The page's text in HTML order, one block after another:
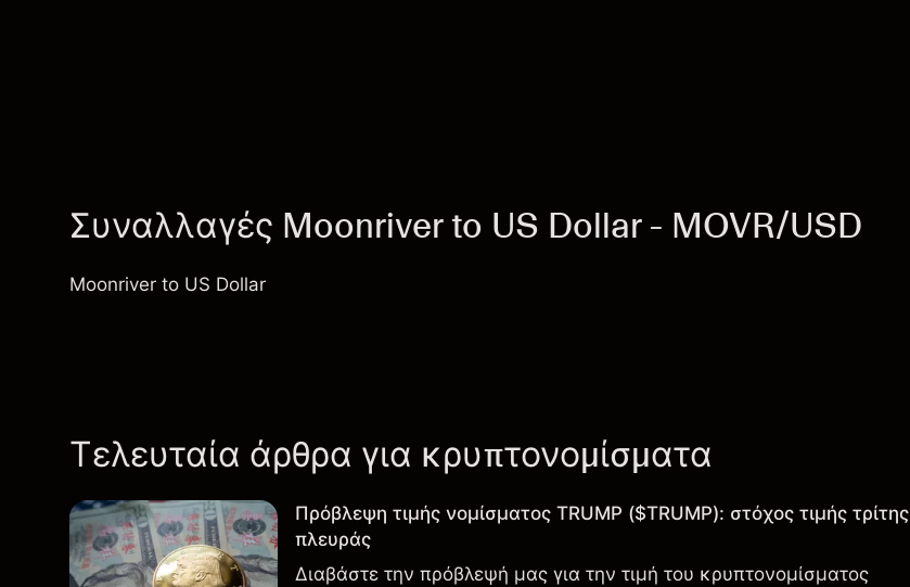
Συναλλαγές Moonriver to US Dollar - MOVR/USD
Moonriver to US Dollar
Τελευταία άρθρα για κρυπτονομίσματα
Πρόβλεψη τιμής νομίσματος TRUMP ($TRUMP): στόχος τιμής τρίτης
πλευράς
Διαβάστε την πρόβλεψή μας για την τιμή του κρυπτονομίσματος